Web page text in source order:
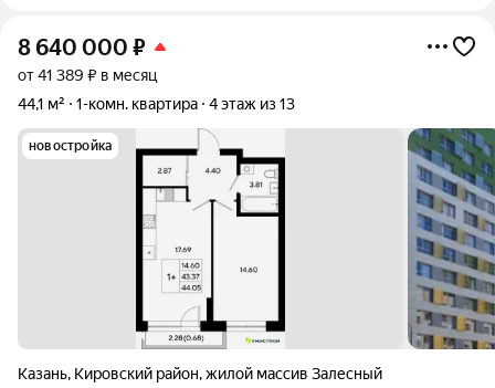
8 640 000 ₽
от 41 389 ₽ в месяц
44,1 м²
1-комн. квартира 4 этаж из 13
новостройка
Казань, Кировский район,жилой массив Залесный